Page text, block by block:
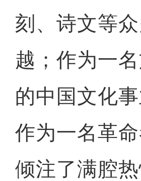
刻、诗文等
越；作为一
的中国文化
作为一名革
倾注了满腔